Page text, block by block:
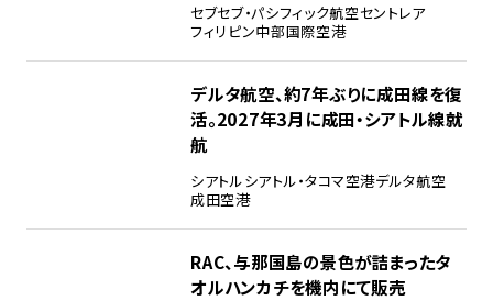
セブセブ・パシフィック航空セントレア
フィリピン中部国際空港
デルタ航空、約7年ぶりに成田線を復
活。2027年3月に成田・シアトル線就
航
シアトルシアトル・タコマ空港デルタ航空
成田空港
RAC、与那国島の景色が詰まったタ
オルハンカチを機内にて販売